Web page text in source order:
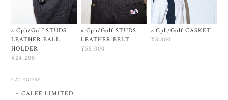
× Cph/Golf STUDS
LEATHER BALL
HOLDER
¥24,200
× Cph/Golf STUDS
LEATHER BELT
¥55,000
× Cph/Golf CASKET
¥8,800
CATEGORY
CALEE LIMITED